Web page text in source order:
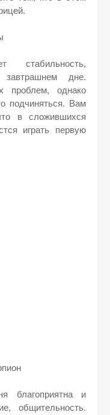
стабильность,
дне.
проблем, однако
подчиняться. Вам
в сложившихся
играть первую
благоприятна и
общительность.